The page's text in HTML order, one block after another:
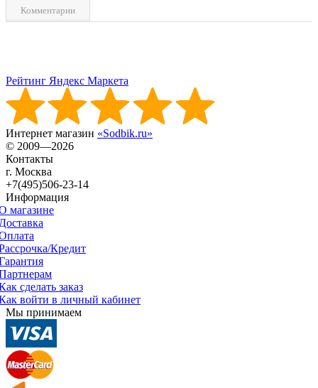
Комментарии
Рейтинг Яндекс Маркета
Интернет магазин «Sodbik.ru»
© 2009—2026
Контакты
г. Москва
+7(495)506-23-14
Информация
магазине
Кредит
сделать заказ
войти в личный кабинет
Мы принимаем